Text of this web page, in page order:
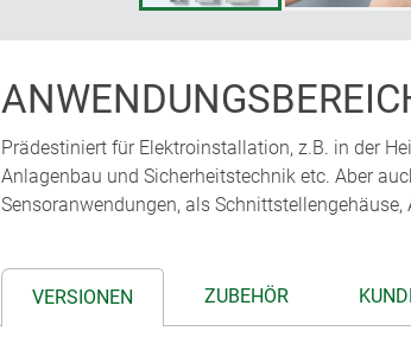
Prädestiniert für Elektroinstallation, z.B. in der
Anlagenbau und Sicherheitstechnik etc. Aber
Sensoranwendungen, als
VERSIONEN ZUBEHÖR